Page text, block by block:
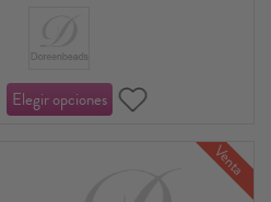
Venta